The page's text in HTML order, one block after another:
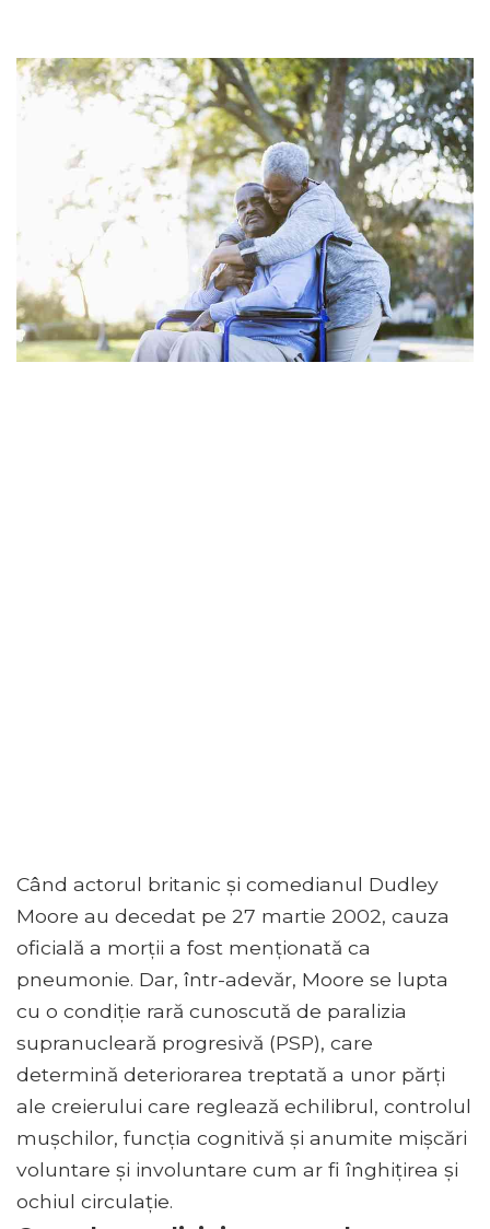
Când actorul britanic și comedianul Dudley
Moore au decedat pe 27 martie 2002, cauza
oficială a morții a fost menționată ca
pneumonie. Dar, într-adevăr, Moore se lupta
cu o condiție rară cunoscută de paralizia
supranucleară progresivă (PSP), care
determină deteriorarea treptată a unor părți
ale creierului care reglează echilibrul, controlul
mușchilor, funcția cognitivă și anumite mișcări
voluntare și involuntare cum ar fi înghițirea și
ochiul circulaţie.